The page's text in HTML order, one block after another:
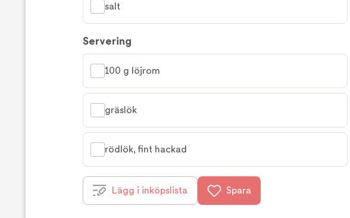
salt
Servering
100 g löjrom
gräslök
rödlök, fint hackad
Lägg i inköpslista Spara